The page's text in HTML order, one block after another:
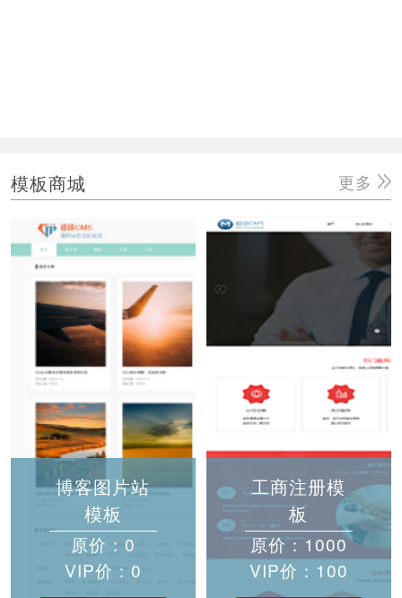
模板商城 更多
博客图片站
模板
原价：0
VIP价：0
工商注册模
板
原价：1000
VIP价：100